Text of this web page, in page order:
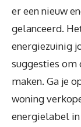
er een nieuw
gelanceerd.
energiezuinig
suggesties om
maken. Ga je
woning
energielabel